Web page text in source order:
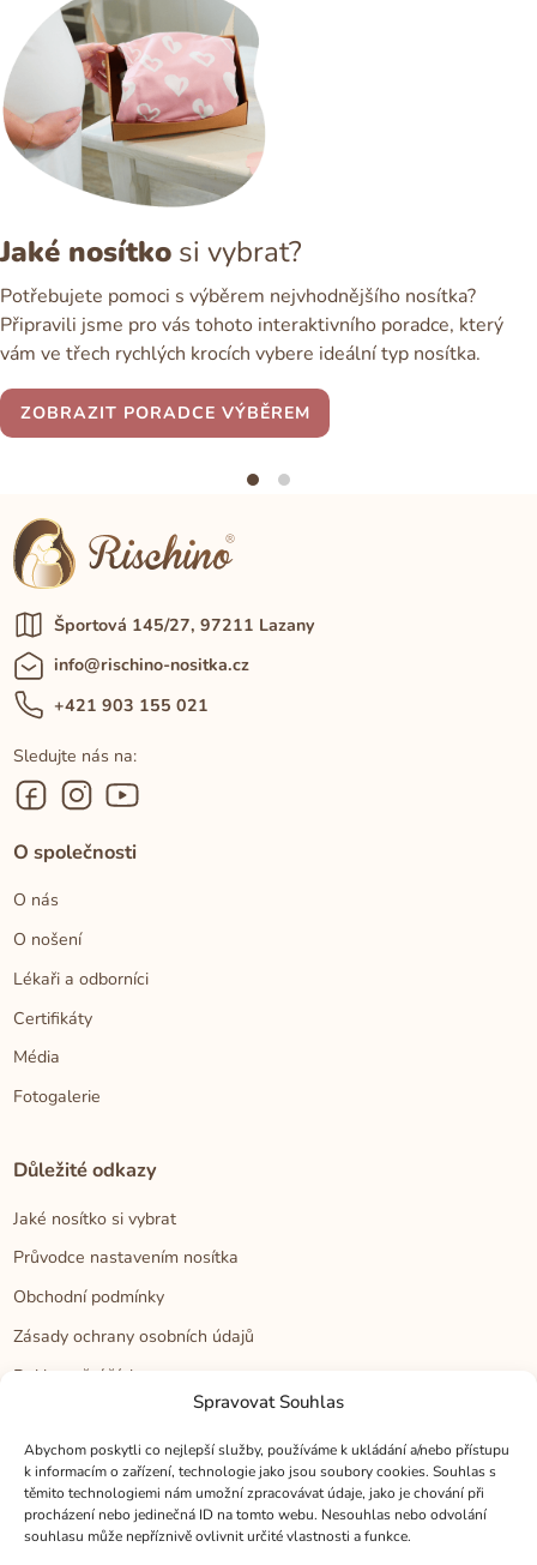
Spravovat Souhlas
Abychom poskytli co nejlepší služby, používáme k ukládání a/nebo přístupu
k informacím o zařízení, technologie jako jsou soubory cookies. Souhlas s
těmito technologiemi nám umožní zpracovávat údaje, jako je chování při
procházení nebo jedinečná ID na tomto webu. Nesouhlas nebo odvolání
souhlasu může nepříznivě ovlivnit určité vlastnosti a funkce.
Jaké nosítko si vybrat?
Potřebujete pomoci s výběrem nejvhodnějšího nosítka?
Připravili jsme pro vás tohoto interaktivního poradce, který
vám ve třech rychlých krocích vybere ideální typ nosítka.
ZOBRAZIT PORADCE VÝBĚREM
Športová 145/27, 97211 Lazany
info@rischino-nositka.cz
+421 903 155 021
Sledujte nás na:
O společnosti
O nás
O nošení
Lékaři a odborníci
Certifikáty
Média
Fotogalerie
Důležité odkazy
Jaké nosítko si vybrat
Průvodce nastavením nosítka
Obchodní podmínky
Zásady ochrany osobních údajů
Reklamační řád
Kontakt
Kontakt